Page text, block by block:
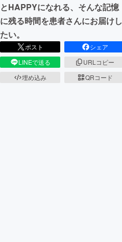
とHAPPYになれる、そんな記憶
に残る時間を患者さんにお届けし
たい。
ポスト
シェア
LINEで送る
URLコピー
埋め込み
QRコード